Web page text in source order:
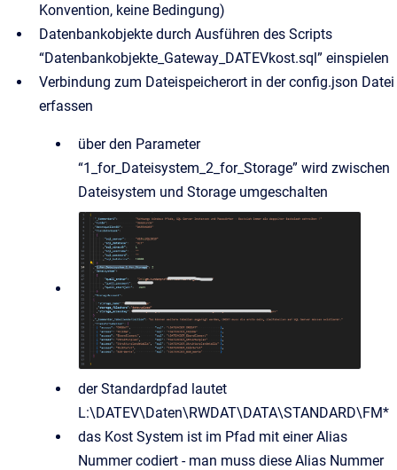
Konvention, keine Bedingung)
Datenbankobjekte durch Ausführen des Scripts
“Datenbankobjekte_Gateway_DATEVkost.sql” einspielen
Verbindung zum Dateispeicherort in der config.json Datei
erfassen
über den Parameter
“1_for_Dateisystem_2_for_Storage” wird zwischen
Dateisystem und Storage umgeschalten
der Standardpfad lautet
L:\DATEV\Daten\RWDAT\DATA\STANDARD\FM*
das Kost System ist im Pfad mit einer Alias
Nummer codiert - man muss diese Alias Nummer